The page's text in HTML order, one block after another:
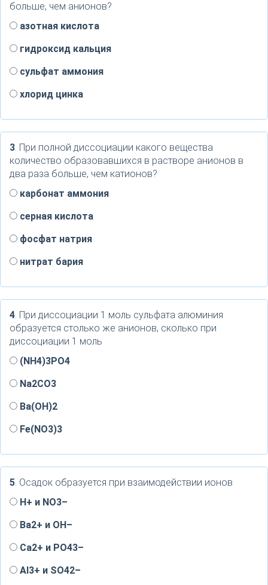
больше, чем анионов?
азотная кислота
гидроксид кальция
сульфат аммония
хлорид цинка
3. При полной диссоциации какого вещества
количество образовавшихся в растворе анионов в
два раза больше, чем катионов?
карбонат аммония
серная кислота
фосфат натрия
нитрат бария
4. При диссоциации 1 моль сульфата алюминия
образуется столько же анионов, сколько при
диссоциации 1 моль
(NH4)3PO4
Na2CO3
Ba(OH)2
Fe(NO3)3
5. Осадок образуется при взаимодействии ионов
H+ и NO3–
Ba2+ и OH–
Ca2+ и PO43–
Al3+ и SO42–